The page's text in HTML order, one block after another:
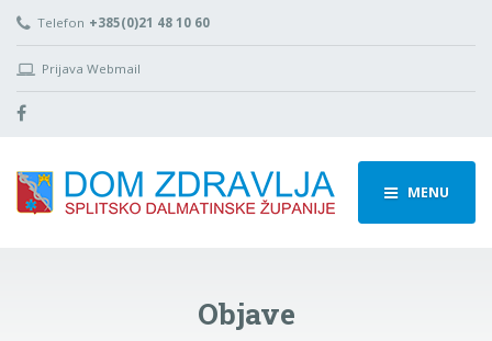
Telefon +385(0)21 48 10 60
Prijava Webmail
MENU
Objave